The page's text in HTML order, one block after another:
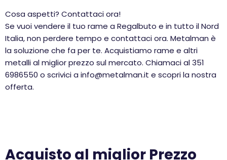
Cosa aspetti? Contattaci ora!
Se vuoi vendere il tuo rame a Regalbuto e in tutto il Nord
Italia, non perdere tempo e contattaci ora. Metalman è
la soluzione che fa per te. Acquistiamo rame e altri
metalli al miglior prezzo sul mercato. Chiamaci al 351
6986550 o scrivici a info@metalman.it e scopri la nostra
offerta.
Acquisto al miglior Prezzo